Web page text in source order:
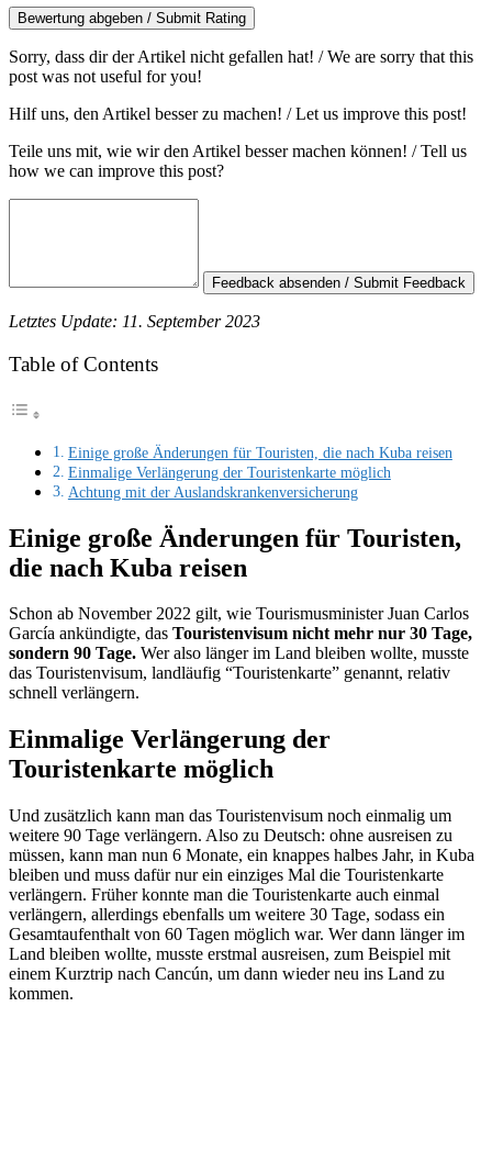
Bewertung abgeben / Submit Rating
Sorry, dass dir der Artikel nicht gefallen hat! / We are sorry that this
post was not useful for you!
Hilf uns, den Artikel besser zu machen! / Let us improve this post!
Teile uns mit, wie wir den Artikel besser machen können! / Tell us
how we can improve this post?
Feedback absenden / Submit Feedback
Letztes Update: 11. September 2023
Table of Contents
Einige große Änderungen für Touristen, die nach Kuba reisen
Einmalige Verlängerung der Touristenkarte möglich
Achtung mit der Auslandskrankenversicherung
Einige große Änderungen für Touristen,
die nach Kuba reisen
Schon ab November 2022 gilt, wie Tourismusminister Juan Carlos
García ankündigte, das Touristenvisum nicht mehr nur 30 Tage,
sondern 90 Tage. Wer also länger im Land bleiben wollte, musste
das Touristenvisum, landläufig “Touristenkarte” genannt, relativ
schnell verlängern.
Einmalige Verlängerung der
Touristenkarte möglich
Und zusätzlich kann man das Touristenvisum noch einmalig um
weitere 90 Tage verlängern. Also zu Deutsch: ohne ausreisen zu
müssen, kann man nun 6 Monate, ein knappes halbes Jahr, in Kuba
bleiben und muss dafür nur ein einziges Mal die Touristenkarte
verlängern. Früher konnte man die Touristenkarte auch einmal
verlängern, allerdings ebenfalls um weitere 30 Tage, sodass ein
Gesamtaufenthalt von 60 Tagen möglich war. Wer dann länger im
Land bleiben wollte, musste erstmal ausreisen, zum Beispiel mit
einem Kurztrip nach Cancún, um dann wieder neu ins Land zu
kommen.